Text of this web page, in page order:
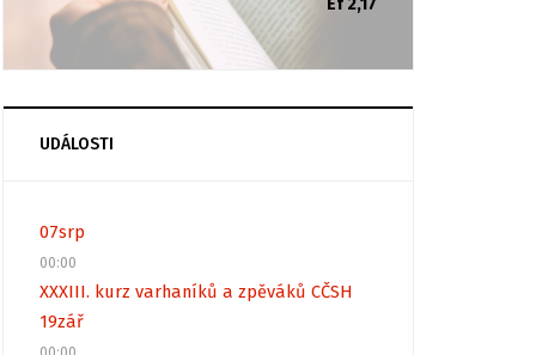
Ef 2,17
UDÁLOSTI
07srp
00:00
XXXIII. kurz varhaníků a zpěváků CČSH
19zář